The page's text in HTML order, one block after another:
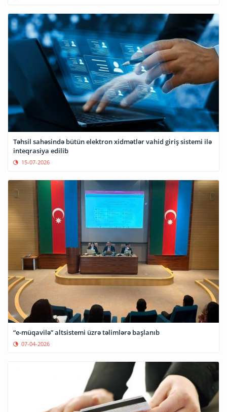
Təhsil sahəsində bütün elektron xidmətlər vahid giriş sistemi ilə
inteqrasiya edilib
15-07-2026
“e-müqavilə” altsistemi üzrə təlimlərə başlanıb
07-04-2026